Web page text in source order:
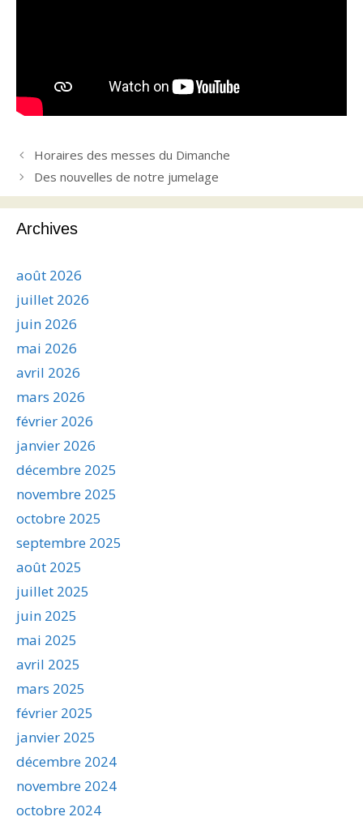
Horaires des messes du Dimanche
Des nouvelles de notre jumelage
Archives
août 2026
juillet 2026
juin 2026
mai 2026
avril 2026
mars 2026
février 2026
janvier 2026
décembre 2025
novembre 2025
octobre 2025
septembre 2025
août 2025
juillet 2025
juin 2025
mai 2025
avril 2025
mars 2025
février 2025
janvier 2025
décembre 2024
novembre 2024
octobre 2024